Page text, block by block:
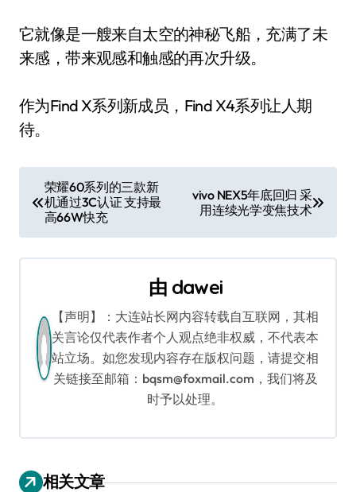
它就像是一艘来自太空的神秘飞船，充满了未
来感，带来观感和触感的再次升级。
作为Find X系列新成员，Find X4系列让人期
待。
章
导
荣耀60系列的三款新
机通过3C认证 支持最
高66W快充
vivo NEX5年底回归 采
用连续光学变焦技术
由 dawei
【声明】：大连站长网内容转载自互联网，其相
关言论仅代表作者个人观点绝非权威，不代表本
站立场。如您发现内容存在版权问题，请提交相
关链接至邮箱：bqsm@foxmail.com，我们将及
时予以处理。
相关文章